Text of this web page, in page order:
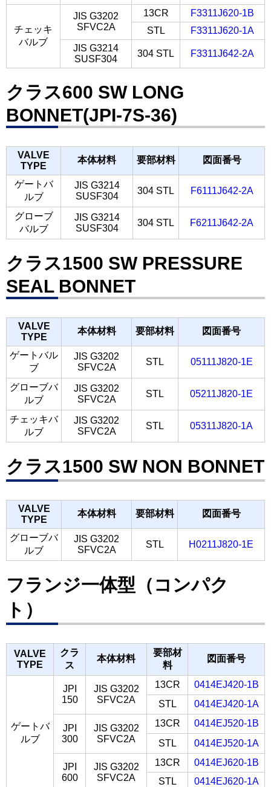
チェッキ
バルブ
JIS G3202
SFVC2A
13CR
F3311J620-1B
STL
F3311J620-1A
JIS G3214
SUSF304
304 STL F3311J642-2A
クラス600 SW LONG
BONNET(JPI-7S-36)
VALVE
TYPE
本体材料 要部材料 図面番号
ゲートバ
ルブ
JIS G3214
SUSF304
304 STL F6111J642-2A
グローブ
バルブ
JIS G3214
SUSF304
304 STL F6211J642-2A
クラス1500 SW PRESSURE
SEAL BONNET
VALVE
TYPE
本体材料 要部材料 図面番号
ゲートバル
ブ
JIS G3202
SFVC2A
STL 05111J820-1E
グローブバ
ルブ
JIS G3202
SFVC2A
STL 05211J820-1E
チェッキバ
ルブ
JIS G3202
SFVC2A
STL 05311J820-1A
クラス1500 SW NON BONNET
VALVE
TYPE
本体材料 要部材料 図面番号
グローブバ
ルブ
JIS G3202
SFVC2A
STL H0211J820-1E
フランジ一体型（コンパク
ト）
VALVE
TYPE
クラ
ス
本体材料
要部材
料
図面番号
ゲートバ
ルブ
JPI
150
JIS G3202
SFVC2A
13CR
0414EJ420-1B
STL
0414EJ420-1A
JPI
300
JIS G3202
SFVC2A
13CR
0414EJ520-1B
STL
0414EJ520-1A
JPI
600
JIS G3202
SFVC2A
13CR
0414EJ620-1B
STL
0414EJ620-1A